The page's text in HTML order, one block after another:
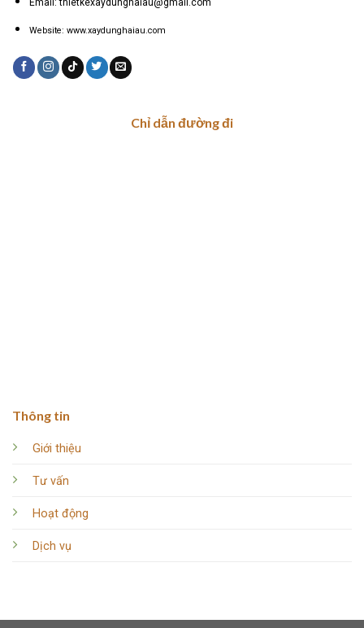
Website: www.xaydunghaiau.com
Thông tin
Giới thiệu
Tư vấn
Hoạt động
Dịch vụ
Chỉ dẫn đường đi